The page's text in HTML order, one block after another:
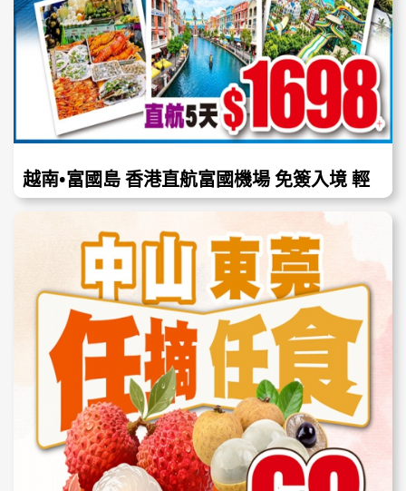
越南•富國島 香港直航富國機場 免簽入境 輕
鬆出行 5天只需$1699!